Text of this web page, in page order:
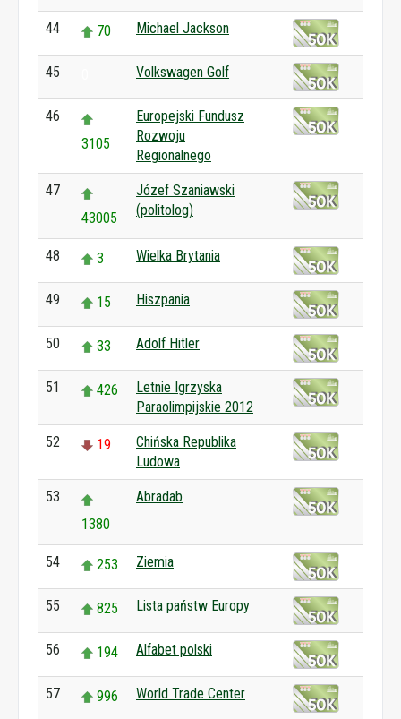
44 70 Michael Jackson
45 Volkswagen Golf
46
3105
Europejski Fundusz
Rozwoju
Regionalnego
47
43005
Józef Szaniawski
(politolog)
48 3 Wielka Brytania
49 15 Hiszpania
50 33 Adolf Hitler
51 426
Letnie Igrzyska
Paraolimpijskie 2012
52 19
Chińska Republika
Ludowa
53
1380
Abradab
54 253 Ziemia
55 825 Lista państw Europy
56 194 Alfabet polski
57 996 World Trade Center